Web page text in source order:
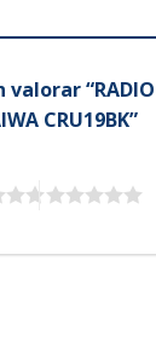
“RADIO
CRU19BK”